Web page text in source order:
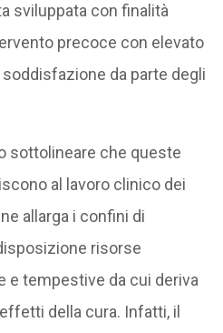
sviluppata con finalità
precoce con elevato
da parte degli
sottolineare che queste
al lavoro clinico dei
allarga i confini di
risorse
e tempestive da cui deriva
della cura. Infatti, il